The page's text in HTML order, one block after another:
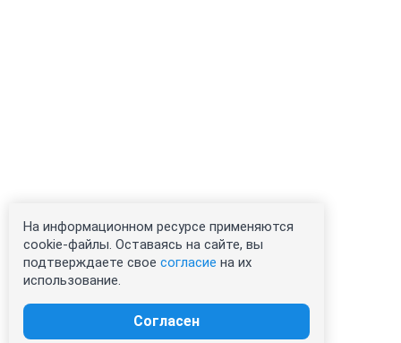
На информационном ресурсе применяются
cookie-файлы. Оставаясь на сайте, вы
подтверждаете свое согласие на их
использование.
Согласен